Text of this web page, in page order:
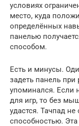
условиях
место, куда
определённых
панелью
способом.
Есть и минусы.
задеть панель при
упоминался. Если
для игр, то без
удастся. Тачпад
способностью.